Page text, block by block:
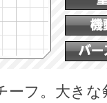
ーフ。大き